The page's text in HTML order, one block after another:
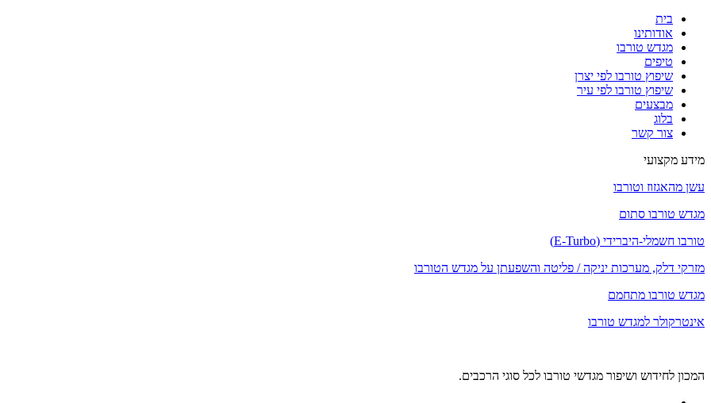
בית
אודותינו
מגדש טורבו
טיפים
שיפוץ טורבו לפי יצרן
שיפוץ טורבו לפי עיר
מבצעים
בלוג
צור קשר
מידע מקצועי
עשן מהאגזוז וטורבו
מגדש טורבו סתום
טורבו חשמלי-היברידי (E-Turbo)
מזרקי דלק, מערכות יניקה / פליטה והשפעתן על מגדש הטורבו
מגדש טורבו מתחמם
אינטרקולר למגדש טורבו
המכון לחידוש ושיפור מגדשי טורבו לכל סוגי הרכבים.